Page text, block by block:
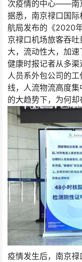
次疫情的中心——南
据悉，南京禄口国
航局发布的《2020
京禄口机场旅客吞
大，流动性大，加速
健康时报记者从多
人员系外包公司的
线，人流物流高度
的大趋势下，为何却
疫情发生后，南京